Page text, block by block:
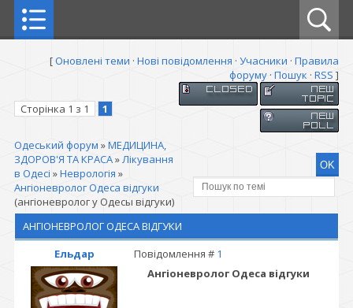
[Оновлені теми · Нові повідомлення · Учасники · Правила
форуму · Пошук · RSS ]
Сторінка 1 з 1 1
Одеський форум »МЕДИЦИНА,
ЗДОРОВ'Я ТА КРАСА»Лікування
в Одесі »Неврологія »
Ангіоневролог Одеса відгуки
(ангіоневролог у Одесы відгуки)
АНГІОНЕВРОЛОГ ОДЕСА ВІДГУКИ
Ельдар
Повідомлення # 1
Ангіоневролог Одеса відгуки